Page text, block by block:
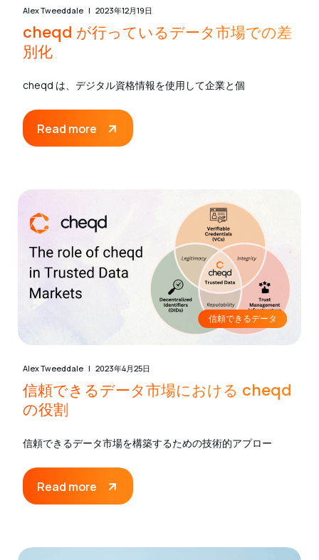
cheqd が行っているデータ市場での差
別化
cheqd は、デジタル資格情報を使用して企業と個
Read more
Alex Tweeddale 2023年12月19日
信頼できるデータ
信頼できるデータ市場における cheqd
の役割
信頼できるデータ市場を構築するための技術的アプロー
Read more
Alex Tweeddale 2023年4月25日